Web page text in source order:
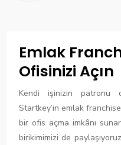
Emlak
Ofisinizi Açın
Kendi işinizin patronu
Startkey’in emlak
bir ofis açma imkânı
birikimimizi de